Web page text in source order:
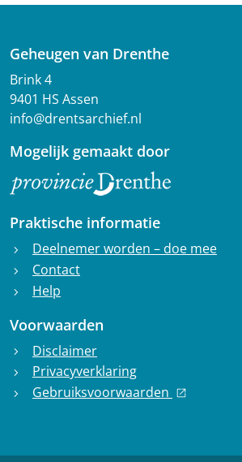
Geheugen van Drenthe
Brink 4
9401 HS Assen
info@drentsarchief.nl
Mogelijk gemaakt door
Praktische informatie
chevron_right Deelnemer worden – doe mee
chevron_right Contact
chevron_right Help
Voorwaarden
chevron_right Disclaimer
chevron_right Privacyverklaring
chevron_right Gebruiksvoorwaarden open_in_new